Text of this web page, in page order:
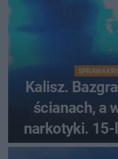
SPRAWA
Kalisz.
ścianach, a
narkotyki. 15-
ręce